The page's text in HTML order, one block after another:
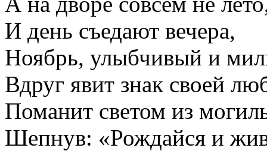
И день съедают вечера,
Ноябрь, улыбчивый и
Вдруг явит знак своей
Поманит светом из
Шепнув: «Рождайся и